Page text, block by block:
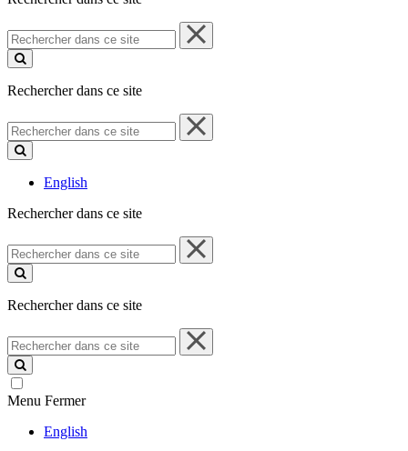
Rechercher
dans
ce
Rechercher dans ce site
Rechercher
dans
ce
English
Rechercher dans ce site
Rechercher
dans
ce
Rechercher dans ce site
Rechercher
dans
ce
site
Menu Fermer
English